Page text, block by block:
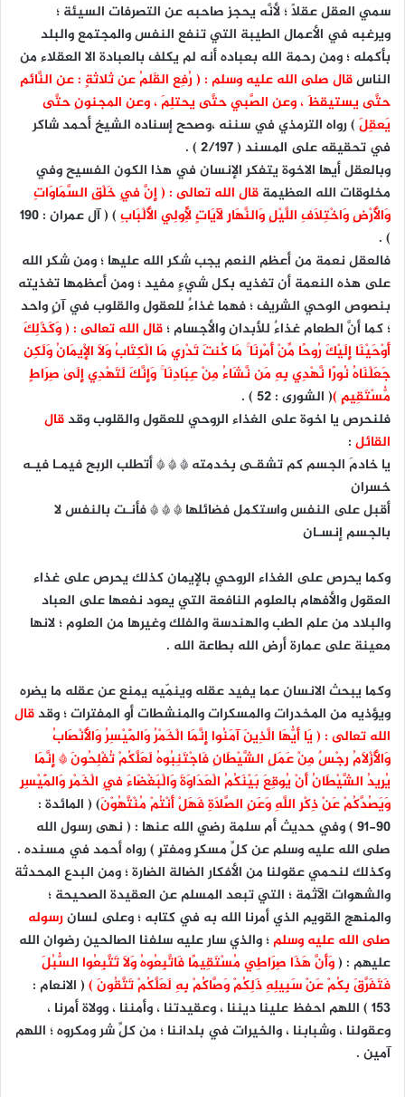
سمي العقل عقلاً ؛ لأنَّه يحجز صاحبه عن التصرفات السيئة ؛
ويرغبه في الأعمال الطيبة التي تنفع النفس والمجتمع والبلد
بأكمله ؛ ومن رحمة الله بعباده أنه لم يكلف بالعبادة الا العقلاء من
الناسقال صلى الله عليه وسلم : ( رُفِع القَلمُ عن ثلاثةٍ : عن النَّائمِ
حتَّى يستيقظَ ، وعن الصَّبي حتَّى يحتلِمَ ، وعن المجنونِ حتَّى
يَعقِلَ ) رواه الترمذي في سننه ،وصحح إسناده الشيخ أحمد شاكر
في تحقيقه على المسند ( 2/197 ) .
وبالعقل أيها الاخوة يتفكر الإنسان في هذا الكون الفسيح وفي
مخلوقات الله العظيمة قال الله تعالى : ( إِنَّ فِي خَلْقِ السَّمَاوَاتِ
وَالْأَرْضِ وَاخْتِلَافِ اللَّيْلِ وَالنَّهَارِ لَآيَاتٍ لِأُولِي الْأَلْبَابِ
) ( آل عمران : ١٩٠
) .
فالعقل نعمة من أعظم النعم يجب شكر الله عليها ؛ ومن شكر الله
على هذه النعمة أن تغذيه بكل شيءٍ مفيد ؛ ومن أعظمها تغذيته
بنصوص الوحي الشريف ؛ فهما غذاءٌ للعقول والقلوب في آنٍ واحد
؛ كما أنَّ الطعام غذاءٌ للأبدان والأجسام ؛ قال الله تعالى : ( وَكَذَٰلِكَ
أَوْحَيْنَا إِلَيْكَ رُوحًا مِّنْ أَمْرِنَا ۚ مَا كُنتَ تَدْرِي مَا الْكِتَابُ وَلَا الْإِيمَانُ وَلَٰكِن
جَعَلْنَاهُ نُورًا نَّهْدِي بِهِ مَن نَّشَاءُ مِنْ عِبَادِنَا ۚ وَإِنَّكَ لَتَهْدِي إِلَىٰ صِرَاطٍ
مُّسْتَقِيمٍ )( الشورى : ٥٢ ) .
فلنحرص يا اخوة على الغذاء الروحي للعقول والقلوب وقدقال
القائل :
يا خادمَ الجسم كم تشقـى بِخدمته * * * أتطلب الربح فيمـا فيـه
خسران
أقبل على النفس واستكمل فضائلها * * * فأنـت بالنفس لا
بالجسم إنسـان
وكما يحرص على الغذاء الروحي بالإيمان كذلك يحرص على غذاء
العقول والأفهام بالعلوم النافعة التي يعود نفعها على العباد
والبلاد من علم الطب والهندسة والفلك وغيرها من العلوم ؛ لانها
معينة على عمارة أرض الله بطاعة الله .
وكما يبحث الانسان عما يفيد عقله وينمّيه يمنع عن عقله ما يضره
ويؤذيه من المخدرات والمسكرات والمنشطات أو المفترات ؛ وقدقال
الله تعالى : ( يَا أَيُّهَا الَّذِينَ آمَنُوا إِنَّمَا الْخَمْرُ وَالْمَيْسِرُ وَالْأَنْصَابُ
وَالْأَزْلَامُ رِجْسٌ مِنْ عَمَلِ الشَّيْطَانِ فَاجْتَنِبُوهُ لَعَلَّكُمْ تُفْلِحُونَ * إِنَّمَا
يُرِيدُ الشَّيْطَانُ أَنْ يُوقِعَ بَيْنَكُمُ الْعَدَاوَةَ وَالْبَغْضَاءَ فِي الْخَمْرِ وَالْمَيْسِرِ
وَيَصُدَّكُمْ عَنْ ذِكْرِ اللَّهِ وَعَنِ الصَّلَاةِ فَهَلْ أَنْتُمْ مُنْتَّهُوْنَ) ( المائدة :
٩٠-٩١ ) وفي حديث أم سلمة رضي الله عنها : ( نهى رسول الله
صلى الله عليه وسلم عن كلِّ مسكرٍ ومفترٍ ) رواه أحمد في مسنده .
وكذلك لنحمي عقولنا من الأفكار الضالة الضارة ؛ ومن البدع المحدثة
والشهوات الآثمة ؛ التي تبعد المسلم عن العقيدة الصحيحة ؛
والمنهج القويم الذي أمرنا الله به في كتابه ؛ وعلى لسانرسوله
صلى الله عليه وسلم ؛ والذي سار عليه سلفنا الصالحين رضوان الله
عليهم : (وَأَنَّ هَذَا صِرَاطِي مُسْتَقِيمًا فَاتَّبِعُوهُ وَلَا تَتَّبِعُوا السُّبُلَ
فَتَفَرَّقَ بِكُمْ عَنْ سَبِيلِهِ ذَلِكُمْ وَصَّاكُمْ بِهِ لَعَلَّكُمْ تَتَّقُونَ ) ( الانعام :
١٥٣ ) اللهم احفظ علينا ديننا ، وعقيدتنا ، وأمننا ، وولاة أمرنا ،
وعقولنا ، وشبابنا ، والخيرات في بلداننا ؛ من كلِّ شر ومكروه ؛ اللهم
آمين .